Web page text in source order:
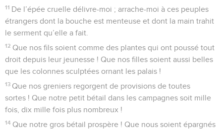
11 De l’épée cruelle délivre-moi ; arrache-moi à ces peuples
étrangers dont la bouche est menteuse et dont la main trahit
le serment qu’elle a fait.
12 Que nos fils soient comme des plantes qui ont poussé tout
droit depuis leur jeunesse ! Que nos filles soient aussi belles
que les colonnes sculptées ornant les palais !
13 Que nos greniers regorgent de provisions de toutes
sortes ! Que notre petit bétail dans les campagnes soit mille
fois, dix mille fois plus nombreux !
14 Que notre gros bétail prospère ! Que nous soient épargnés